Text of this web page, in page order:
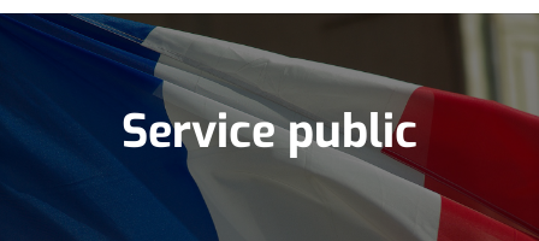
Service public